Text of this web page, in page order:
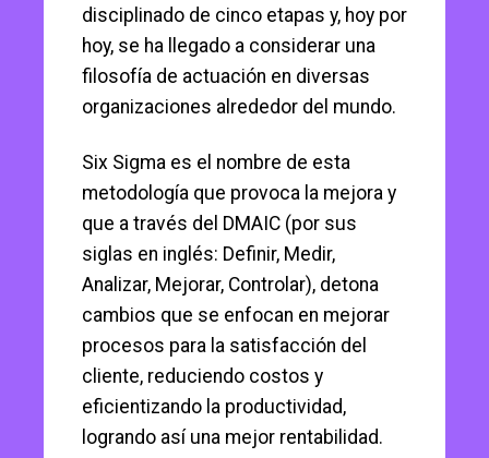
disciplinado de cinco etapas y, hoy por
hoy, se ha llegado a considerar una
filosofía de actuación en diversas
organizaciones alrededor del mundo.
Six Sigma es el nombre de esta
metodología que provoca la mejora y
que a través del DMAIC (por sus
siglas en inglés: Definir, Medir,
Analizar, Mejorar, Controlar), detona
cambios que se enfocan en mejorar
procesos para la satisfacción del
cliente, reduciendo costos y
eficientizando la productividad,
logrando así una mejor rentabilidad.